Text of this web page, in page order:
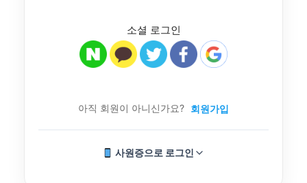
소셜 로그인
아직 회원이 아니신가요? 회원가입
사원증으로 로그인